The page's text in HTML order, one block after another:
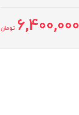
6,400,000 تومان